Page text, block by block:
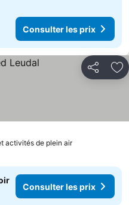
Consulter les prix
Partager
activités de plein airConsulter
les prix
Consulter les prix